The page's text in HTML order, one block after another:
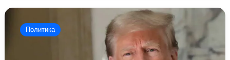
Трамп
зробив
Политика